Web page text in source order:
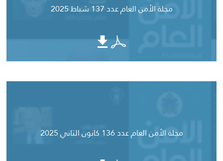
مجلة الأمن العام عدد 137 شباط 2025
مجلة الأمن العام عدد 136 كانون الثاني 2025